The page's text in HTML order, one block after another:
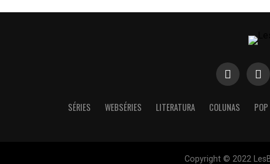
SÉRIES WEBSÉRIES LITERATURA COLUNAS POP
Copyright © 2022